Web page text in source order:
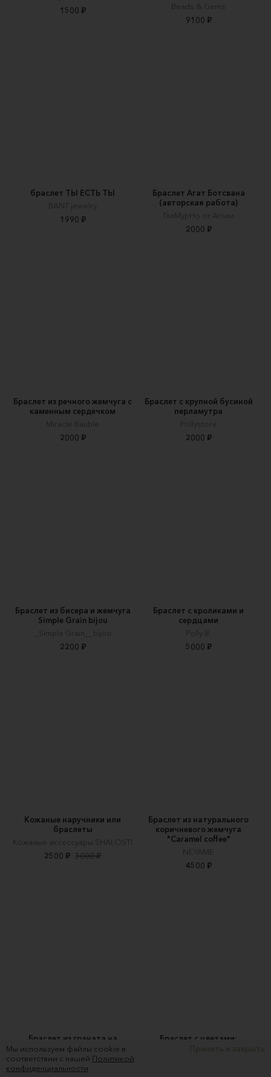
1500 ₽
Beads & Gems
9100 ₽
браслет ТЫ ЕСТЬ ТЫ
BANT jewelry
1990 ₽
Браслет Агат Ботсвана
(авторская работа)
ГлаМурНо от Аглаи
2000 ₽
Браслет из речного жемчуга с
каменным сердечком
Miracle Bauble
2000 ₽
Браслет с крупной бусиной
перламутра
Pollystore
2000 ₽
Браслет из бисера и жемчуга
Simple Grain bijou
_Simple Grain__bijou
2200 ₽
Браслет с кроликами и
сердцами
Polly B.
5000 ₽
Кожаные наручники или
браслеты
Кожаные аксессуары SHALOSTI
2500 ₽ 3000 ₽
Браслет из натурального
коричневого жемчуга
"Caramel coffee"
NEYAME
4500 ₽
Браслет из граната на
резинке
Casper Jewels
950 ₽
Браслет с цветами:
Мы используем файлы cookie в
соответствии с нашей Политикой
конфиденциальности